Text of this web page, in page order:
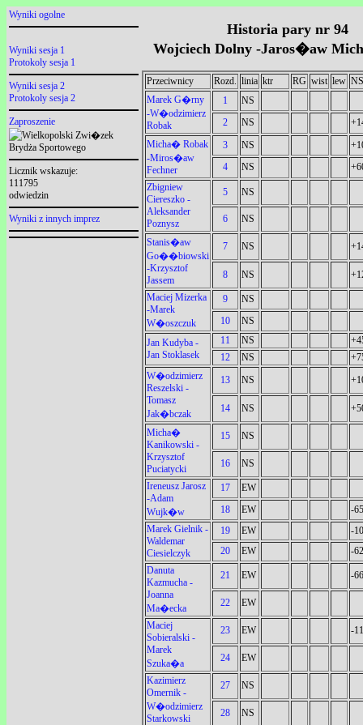
Wyniki ogolne
Wyniki sesja 1
Protokoly sesja 1
Wyniki sesja 2
Protokoly sesja 2
Zaproszenie
Licznik wskazuje:
111795
odwiedzin
Wyniki z innych imprez
Historia pary nr 94
Wojciech Dolny -Jaros�aw
Przeciwnicy Rozd. linia ktr RG wist lew NS
Marek G�rny
-W�odzimierz
Robak
1
NS
2
NS
Micha� Robak
-Miros�aw
Fechner
3 NS
4
NS
Zbigniew
Ciereszko -
Aleksander
Poznysz
5 NS
6 NS
Stanis�aw
Go��biowski
-Krzysztof
Jassem
7 NS
8 NS
Maciej Mizerka
-Marek
W�oszczuk
9
NS
10
NS
Jan Kudyba -
Jan Stoklasek
11 NS
12
NS
W�odzimierz
Reszelski -
Tomasz
Jak�bczak
13 NS
14 NS
Micha�
Kanikowski -
Krzysztof
Puciatycki
15 NS
16
NS
Ireneusz Jarosz
-Adam
Wujk�w
17
EW
18
EW
-
Marek Gielnik -
Waldemar
Ciesielczyk
19 EW
-
20
EW
-
Danuta
Kazmucha -
Joanna
Ma�ecka
21 EW -
22
EW
Maciej
Sobieralski -
Marek
Szuka�a
23 EW -
24
EW
Kazimierz
Omernik -
W�odzimierz
Starkowski
27 NS
28 NS